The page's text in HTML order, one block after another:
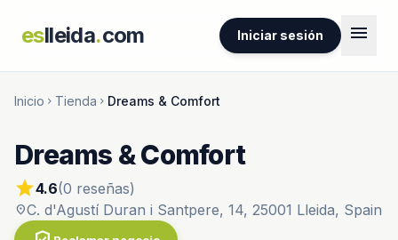
eslleida.com Iniciar sesión menu
Inicio chevron_right Tienda chevron_right Dreams & Comfort
Dreams & Comfort
star4.6(0 reseñas)
location_onC. d'Agustí Duran i Santpere, 14, 25001 Lleida, Spain